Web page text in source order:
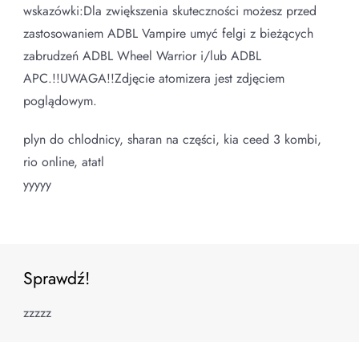
wskazówki:Dla zwiększenia skuteczności możesz przed
zastosowaniem ADBL Vampire umyć felgi z bieżących
zabrudzeń ADBL Wheel Warrior i/lub ADBL
APC.!!UWAGA!!Zdjęcie atomizera jest zdjęciem
poglądowym.
plyn do chlodnicy, sharan na części, kia ceed 3 kombi,
rio online, atatl
yyyyy
Sprawdź!
zzzzz